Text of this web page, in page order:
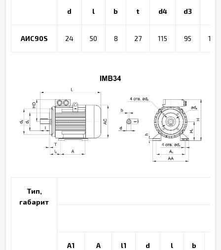
d l b t d4 d3
АИС90S 24 50 8 27 115 95 140
Тип,
габарит
A1 A l1 d l b